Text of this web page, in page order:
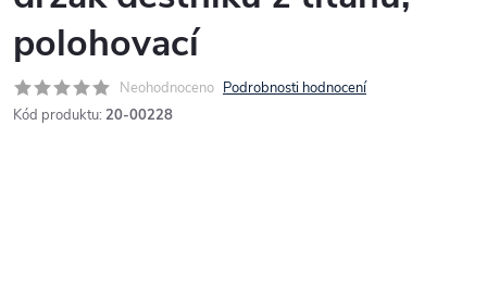
polohovací
Neohodnoceno Podrobnosti hodnocení
Kód produktu: 20-00228